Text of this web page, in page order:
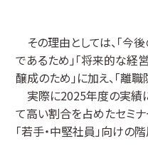
その理由としては、「今
であるため」「将来的な経
醸成のため」に加え、「離
実際に2025年度の実績
て高い割合を占めたセミナ
「若手・中堅社員」向けの